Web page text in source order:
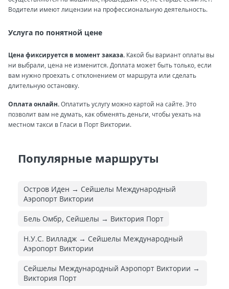
Водители имеют лицензии на профессиональную деятельность.
Услуга по понятной цене
Цена фиксируется в момент заказа. Какой бы вариант оплаты вы
ни выбрали, цена не изменится. Доплата может быть только, если
вам нужно проехать с отклонением от маршрута или сделать
длительную остановку.
Оплата онлайн.Оплатить услугу можно картой на сайте. Это
позволит вам не думать, как обменять деньги, чтобы уехать на
местном такси в Гласи в Порт Виктории.
Популярные маршруты
Остров Иден → Сейшелы Международный
Аэропорт Виктории
Бель Омбр, Сейшелы → Виктория Порт
Н.У.С. Вилладж → Сейшелы Международный
Аэропорт Виктории
Сейшелы Международный Аэропорт Виктории →
Виктория Порт